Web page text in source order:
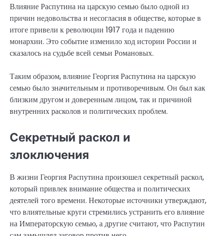
Влияние Распутина на царскую семью было одной из
причин недовольства и несогласия в обществе, которые в
итоге привели к революции 1917 года и падению
монархии. Это событие изменило ход истории России и
сказалось на судьбе всей семьи Романовых.
Таким образом, влияние Георгия Распутина на царскую
семью было значительным и противоречивым. Он был как
близким другом и доверенным лицом, так и причиной
внутренних расколов и политических проблем.
Секретный раскол и
злоключения
В жизни Георгия Распутина произошел секретный раскол,
который привлек внимание общества и политических
деятелей того времени. Некоторые источники утверждают,
что влиятельные круги стремились устранить его влияние
на Императорскую семью, а другие считают, что Распутин